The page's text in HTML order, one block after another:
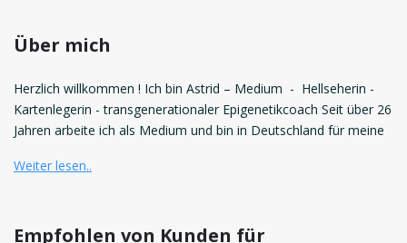
Über mich
Herzlich willkommen ! Ich bin Astrid – Medium - Hellseherin -
Kartenlegerin - transgenerationaler Epigenetikcoach Seit über 26
Jahren arbeite ich als Medium und bin in Deutschland für meine
Weiter lesen..
Empfohlen von Kunden für